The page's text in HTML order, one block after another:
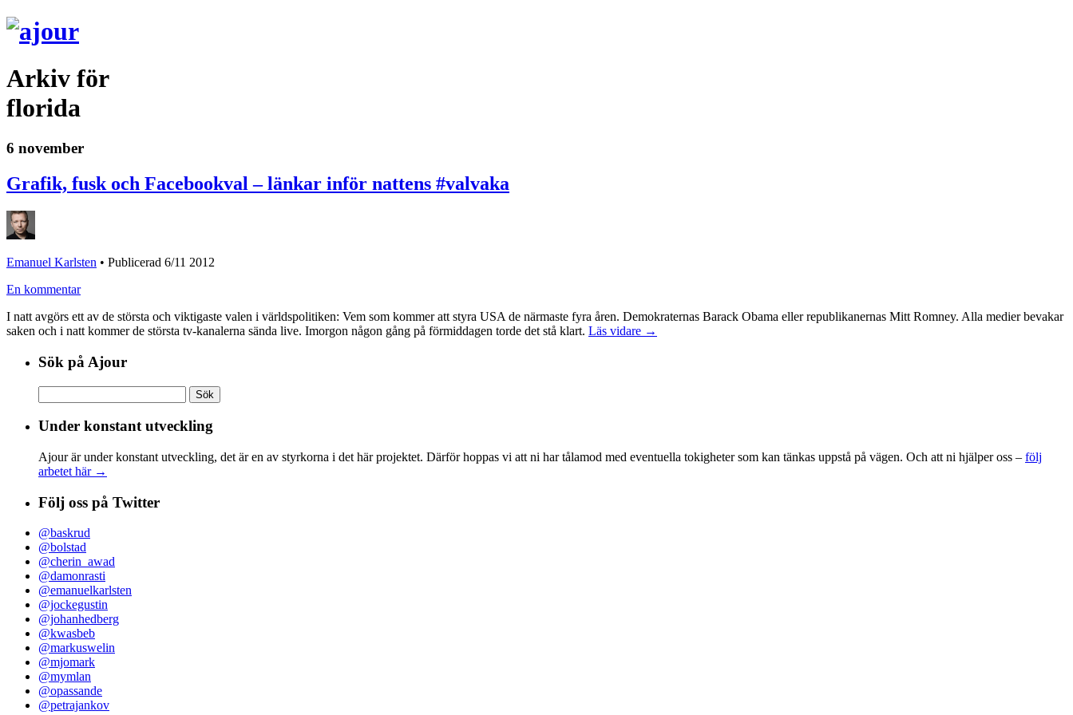
Arkiv för
florida
6 november
Grafik, fusk och Facebookval – länkar inför nattens #valvaka
Emanuel Karlsten • Publicerad 6/11 2012
En kommentar
I natt avgörs ett av de största och viktigaste valen i världspolitiken: Vem som kommer att styra USA de närmaste fyra åren. Demokraternas Barack Obama eller republikanernas Mitt Romney. Alla medier bevakar
saken och i natt kommer de största tv-kanalerna sända live. Imorgon någon gång på förmiddagen torde det stå klart. Läs vidare →
Sök på Ajour
efter:
Under konstant utveckling
Ajour är under konstant utveckling, det är en av styrkorna i det här projektet. Därför hoppas vi att ni har tålamod med eventuella tokigheter som kan tänkas uppstå på vägen. Och att ni hjälper oss – följ
arbetet här →
Följ oss på Twitter
@baskrud
@bolstad
@cherin_awad
@damonrasti
@emanuelkarlsten
@jockegustin
@johanhedberg
@kwasbeb
@markuswelin
@mjomark
@mymlan
@opassande
@petrajankov